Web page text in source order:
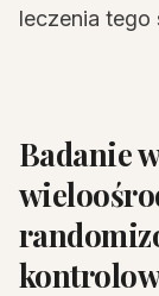
leczenia tego
Badanie